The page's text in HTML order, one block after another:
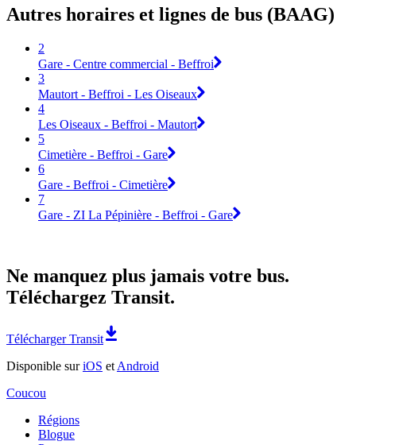
Autres horaires et lignes de bus (BAAG)
2
Gare - Centre commercial - Beffroi
3
Mautort - Beffroi - Les Oiseaux
4
Les Oiseaux - Beffroi - Mautort
5
Cimetière - Beffroi - Gare
6
Gare - Beffroi - Cimetière
7
Gare - ZI La Pépinière - Beffroi - Gare
Ne manquez plus jamais votre bus.
Téléchargez Transit.
Télécharger Transit
Disponible suriOS et Android
Coucou
Régions
Blogue